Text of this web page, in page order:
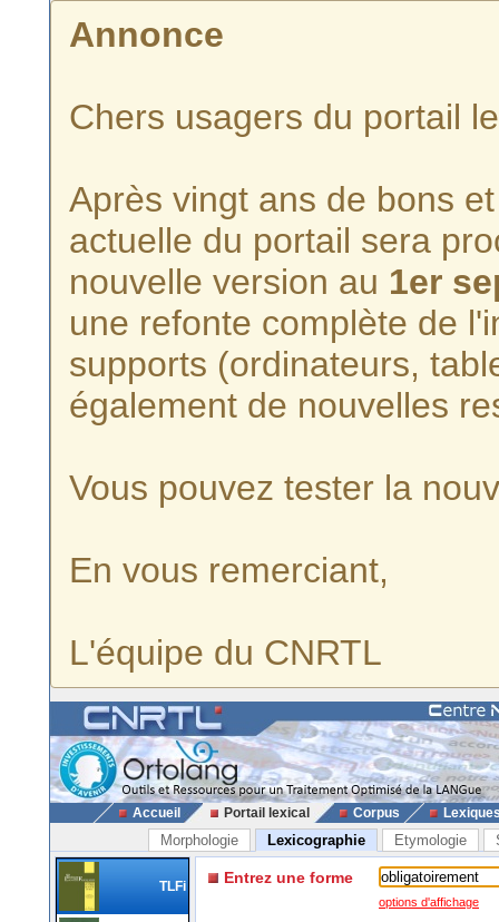
Annonce
Chers usagers du portail
Après vingt ans de bons
actuelle du portail sera
nouvelle version au 1er
une refonte complète de
supports (ordinateurs,
également de nouvelles
Vous pouvez tester la
En vous remerciant,
L'équipe du CNRTL
Accueil Portail lexical Corpus
Morphologie Lexicographie Etymologie
TLFi Entrez une forme
options d'affichage